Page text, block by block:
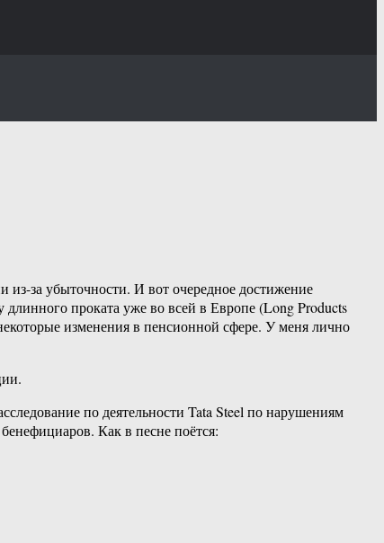
из-за убыточности. И вот очередное достижение
проката уже во всей в Европе (Long Products
изменения в пенсионной сфере. У меня лично
по деятельности Tata Steel по нарушениям
Как в песне поётся: